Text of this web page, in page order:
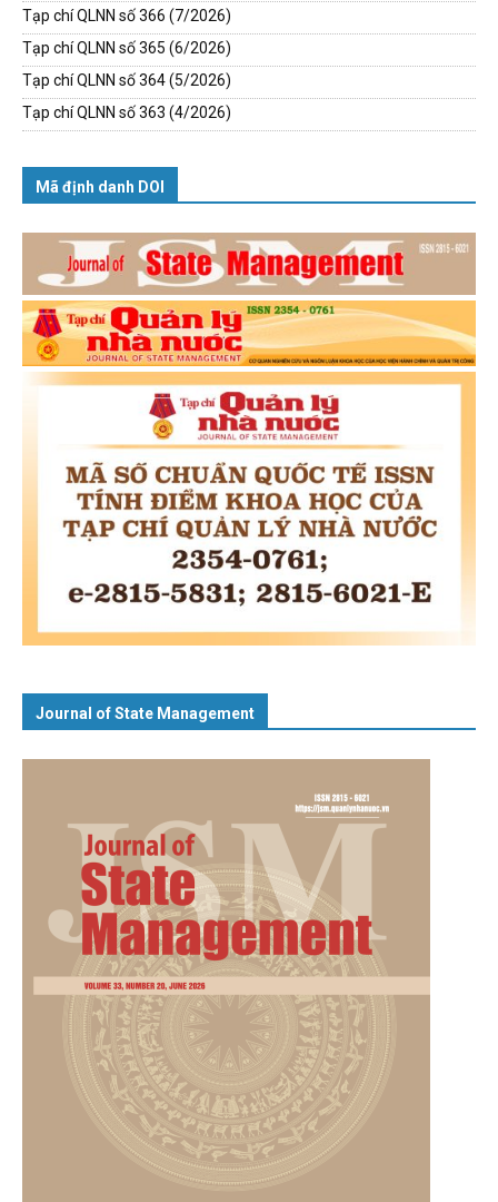
Tạp chí QLNN số 366 (7/2026)
Tạp chí QLNN số 365 (6/2026)
Tạp chí QLNN số 364 (5/2026)
Tạp chí QLNN số 363 (4/2026)
Mã định danh DOI
Journal of State Management